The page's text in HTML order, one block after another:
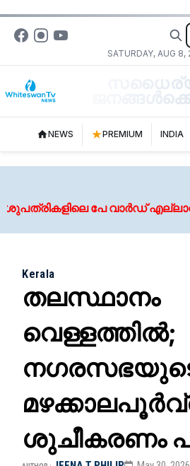
SATURDAY, AUG 8,
NEWS PREMIUM INDIA
പേ വാര്‍ഡ്
Kerala
തലസ്ഥാനം
വെള്ളത്തിൽ;
ശുചീകരണം